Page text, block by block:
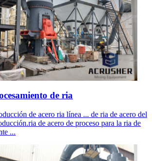
de ria
de acero ria línea ... de ria de acero del
de acero de proceso para la ria de
...